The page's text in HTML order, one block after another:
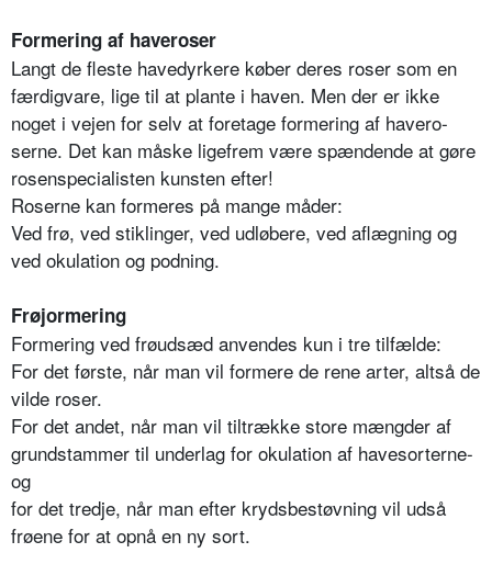
Formering af haveroser
Langt de fleste havedyrkere køber deres roser som en
færdigvare, lige til at plante i haven. Men der er ikke
noget i vejen for selv at foretage formering af havero­
serne. Det kan måske ligefrem være spændende at gøre
rosenspecialisten kunsten efter!
Roserne kan formeres på mange måder:
Ved frø, ved stiklinger, ved udløbere, ved aflægning og
ved okulation og podning.
Frøjormering
Formering ved frøudsæd anvendes kun i tre tilfælde:
For det første, når man vil formere de rene arter, altså de
vilde roser.
For det andet, når man vil tiltrække store mængder af
grundstammer til underlag for oku­lation af havesorterne-
og
for det tredje, når man efter krydsbestøvning vil udså
frøene for at opnå en ny sort.